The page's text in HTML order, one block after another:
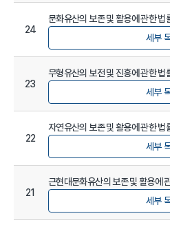
24
문화유산의 보존 및 활용에 관한
세부
23
무형유산의 보전 및 진흥에 관한
세부
22
자연유산의 보존 및 활용에 관한
세부
21
근현대문화유산의 보존 및 활용에
세부